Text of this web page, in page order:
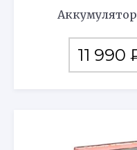
11 990